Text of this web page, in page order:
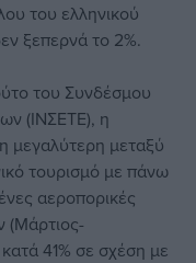
του ελληνικού
ξεπερνά το 2%.
του Συνδέσμου
(ΙΝΣΕΤΕ), η
μεγαλύτερη μεταξύ
τουρισμό με πάνω
αεροπορικές
(Μάρτιος-
41% σε σχέση με